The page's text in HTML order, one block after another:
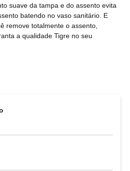
suave da tampa e do assento evita
batendo no vaso sanitário. E
remove totalmente o assento,
a qualidade Tigre no seu